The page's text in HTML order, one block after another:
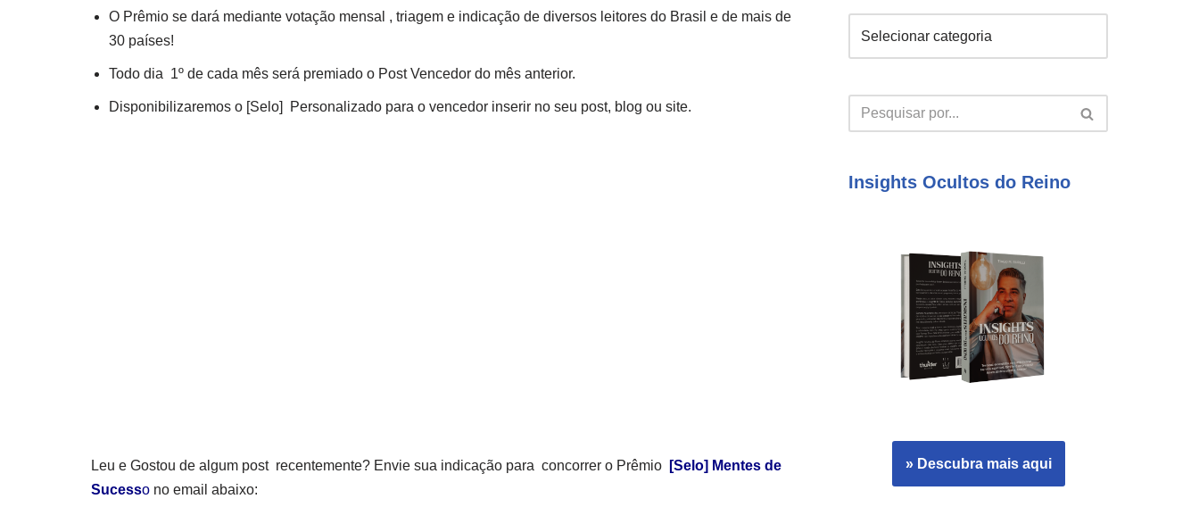
O Prêmio se dará mediante votação mensal , triagem e indicação de diversos leitores do Brasil e de mais de
30 países!
Todo dia 1º de cada mês será premiado o Post Vencedor do mês anterior.
Disponibilizaremos o [Selo] Personalizado para o vencedor inserir no seu post, blog ou site.
Leu e Gostou de algum post recentemente? Envie sua indicação para concorrer o Prêmio
[Selo] Mentes de
Sucesso no email abaixo:
Insights Ocultos do Reino
» Descubra mais aqui